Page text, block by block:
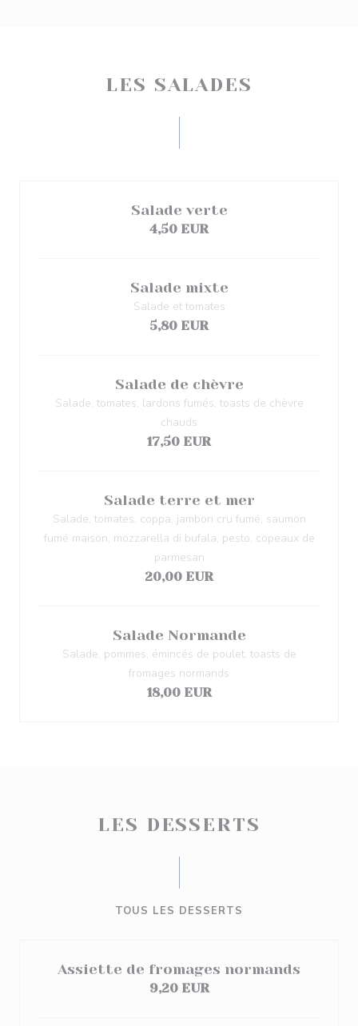
LES SALADES
Salade verte
4,50 EUR
Salade mixte
Salade et tomates
5,80 EUR
Salade de chèvre
Salade, tomates, lardons fumés, toasts de chèvre
chauds
17,50 EUR
Salade terre et mer
Salade, tomates, coppa, jambon cru fumé, saumon
fumé maison, mozzarella di bufala, pesto, copeaux de
parmesan
20,00 EUR
Salade Normande
Salade, pommes, émincés de poulet, toasts de
fromages normands
18,00 EUR
LES DESSERTS
TOUS LES DESSERTS
Assiette de fromages normands
9,20 EUR